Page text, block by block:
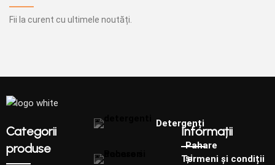
Fii la curent cu ultimele noutăți.
Categorii
produse
Detergenți
Pahare
și
Informații
Termeni și condiții